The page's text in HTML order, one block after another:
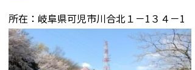
所在：岐阜県可児市川合北１－1３４－1